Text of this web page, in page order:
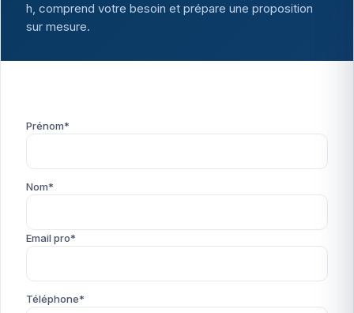
h, comprend votre besoin et prépare une proposition
sur mesure.
Prénom*
Nom*
Email pro*
Téléphone*